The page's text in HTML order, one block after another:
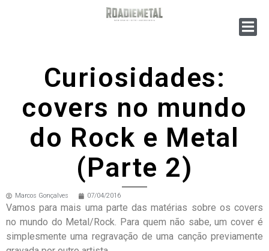
Curiosidades:
covers no mundo
do Rock e Metal
(Parte 2)
Marcos Gonçalves 07/04/2016
Vamos para mais uma parte das matérias sobre os covers
no mundo do Metal/Rock. Para quem não sabe, um cover é
simplesmente uma regravação de uma canção previamente